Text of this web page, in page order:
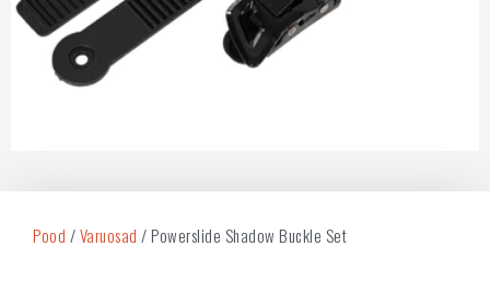
Pood /Varuosad / Powerslide Shadow Buckle Set